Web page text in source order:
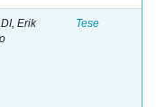
Erik
Tese